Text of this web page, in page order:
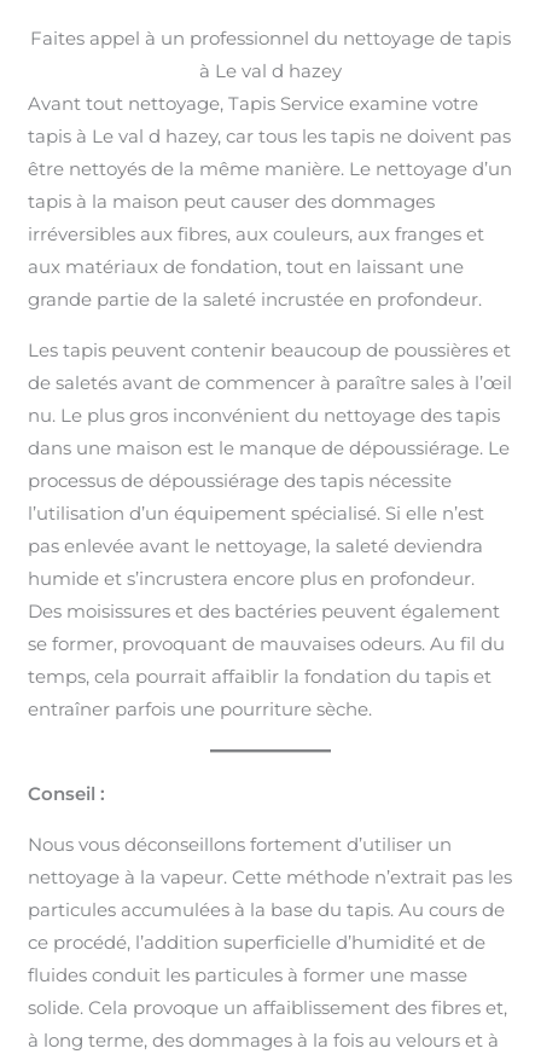
Faites appel à un professionnel du nettoyage de tapis
à Le val d hazey
Avant tout nettoyage, Tapis Service examine votre
tapis à Le val d hazey, car tous les tapis ne doivent pas
être nettoyés de la même manière. Le nettoyage d’un
tapis à la maison peut causer des dommages
irréversibles aux fibres, aux couleurs, aux franges et
aux matériaux de fondation, tout en laissant une
grande partie de la saleté incrustée en profondeur.
Les tapis peuvent contenir beaucoup de poussières et
de saletés avant de commencer à paraître sales à l’œil
nu. Le plus gros inconvénient du nettoyage des tapis
dans une maison est le manque de dépoussiérage. Le
processus de dépoussiérage des tapis nécessite
l’utilisation d’un équipement spécialisé. Si elle n’est
pas enlevée avant le nettoyage, la saleté deviendra
humide et s’incrustera encore plus en profondeur.
Des moisissures et des bactéries peuvent également
se former, provoquant de mauvaises odeurs. Au fil du
temps, cela pourrait affaiblir la fondation du tapis et
entraîner parfois une pourriture sèche.
Conseil :
Nous vous déconseillons fortement d’utiliser un
nettoyage à la vapeur. Cette méthode n’extrait pas les
particules accumulées à la base du tapis. Au cours de
ce procédé, l’addition superficielle d’humidité et de
fluides conduit les particules à former une masse
solide. Cela provoque un affaiblissement des fibres et,
à long terme, des dommages à la fois au velours et à